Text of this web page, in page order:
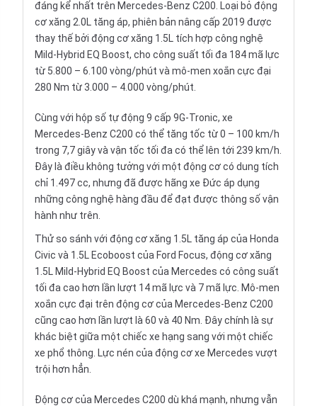
đáng kể nhất trên Mercedes-Benz C200. Loại bỏ động
cơ xăng 2.0L tăng áp, phiên bản nâng cấp 2019 được
thay thế bởi động cơ xăng 1.5L tích hợp công nghệ
Mild-Hybrid EQ Boost, cho công suất tối đa 184 mã lực
từ 5.800 – 6.100 vòng/phút và mô-men xoắn cực đại
280 Nm từ 3.000 – 4.000 vòng/phút.
Cùng với hộp số tự động 9 cấp 9G-Tronic, xe
Mercedes-Benz C200 có thể tăng tốc từ 0 – 100 km/h
trong 7,7 giây và vận tốc tối đa có thể lên tới 239 km/h.
Đây là điều không tưởng với một động cơ có dung tích
chỉ 1.497 cc, nhưng đã được hãng xe Đức áp dụng
những công nghệ hàng đầu để đạt được thông số vận
hành như trên.
Thử so sánh với động cơ xăng 1.5L tăng áp của Honda
Civic và 1.5L Ecoboost của Ford Focus, động cơ xăng
1.5L Mild-Hybrid EQ Boost của Mercedes có công suất
tối đa cao hơn lần lượt 14 mã lực và 7 mã lực. Mô-men
xoắn cực đại trên động cơ của Mercedes-Benz C200
cũng cao hơn lần lượt là 60 và 40 Nm. Đây chính là sự
khác biệt giữa một chiếc xe hạng sang với một chiếc
xe phổ thông. Lực nén của động cơ xe Mercedes vượt
trội hơn hẳn.
Động cơ của Mercedes C200 dù khá mạnh, nhưng vẫn